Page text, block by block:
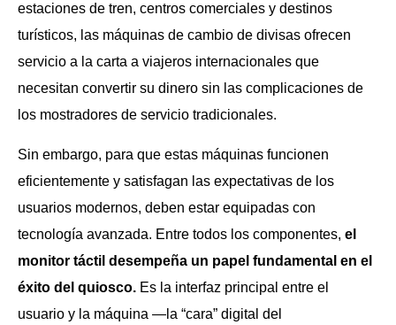
estaciones de tren, centros comerciales y destinos
turísticos, las máquinas de cambio de divisas ofrecen
servicio a la carta a viajeros internacionales que
necesitan convertir su dinero sin las complicaciones de
los mostradores de servicio tradicionales.
Sin embargo, para que estas máquinas funcionen
eficientemente y satisfagan las expectativas de los
usuarios modernos, deben estar equipadas con
tecnología avanzada. Entre todos los componentes, el
monitor táctil desempeña un papel fundamental en el
éxito del quiosco. Es la interfaz principal entre el
usuario y la máquina —la “cara” digital del